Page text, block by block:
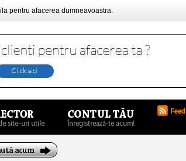
pentru afacerea dumneavoastra.